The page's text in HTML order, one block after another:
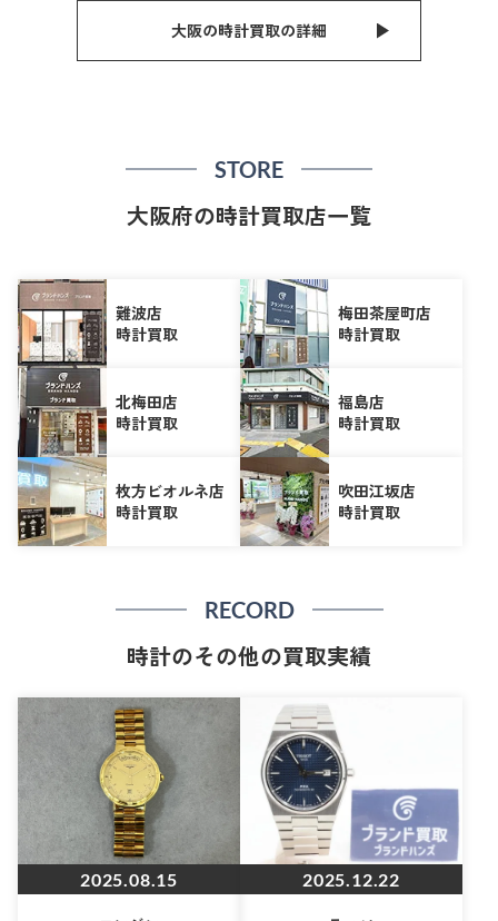
大阪の時計買取の詳細
STORE
大阪府の時計買取店一覧
難波店
時計買取
梅田茶屋町店
時計買取
北梅田店
時計買取
福島店
時計買取
枚方ビオルネ店
時計買取
吹田江坂店
時計買取
RECORD
時計のその他の買取実績
2025.08.15 2025.12.22